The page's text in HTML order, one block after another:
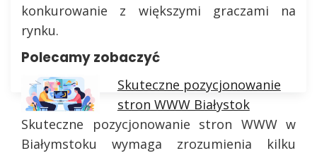
konkurowanie z większymi graczami na
rynku.
Polecamy zobaczyć
Skuteczne pozycjonowanie
stron WWW Białystok
Skuteczne pozycjonowanie stron WWW w
Białymstoku wymaga zrozumienia kilku